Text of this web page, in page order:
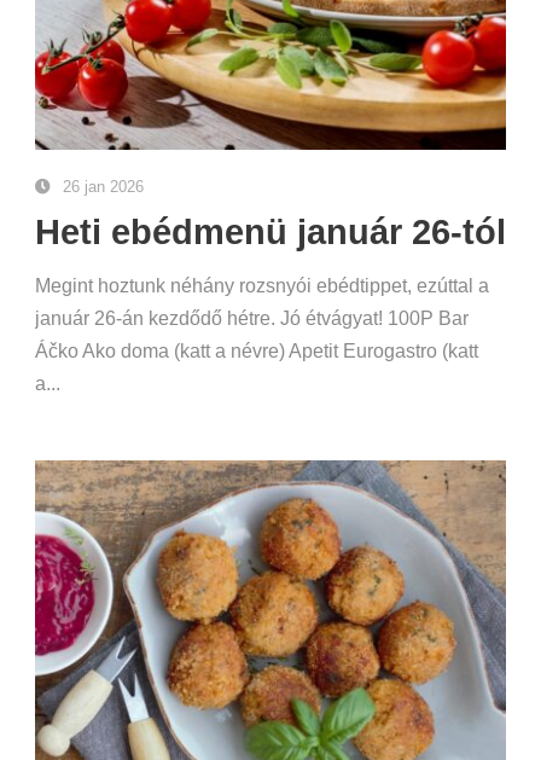
26 jan 2026
Heti ebédmenü január 26-tól
Megint hoztunk néhány rozsnyói ebédtippet, ezúttal a
január 26-án kezdődő hétre. Jó étvágyat! 100P Bar
Áčko Ako doma (katt a névre) Apetit Eurogastro (katt
a...